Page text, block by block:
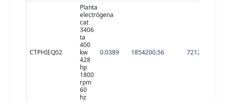
CTPHIEQ02
Planta
electrógena
cat
3406
ta
400
kw
428
hp
1800
rpm
60
hz
0.0389 1854200.56 72128.4